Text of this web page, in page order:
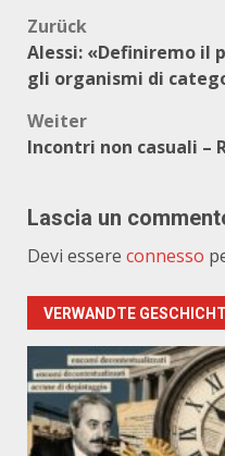
Zurück
Alessi: «Definiremo il
gli organismi di
Weiter
Incontri non casuali –
Lascia un
Devi essere connesso
VERWANDTE